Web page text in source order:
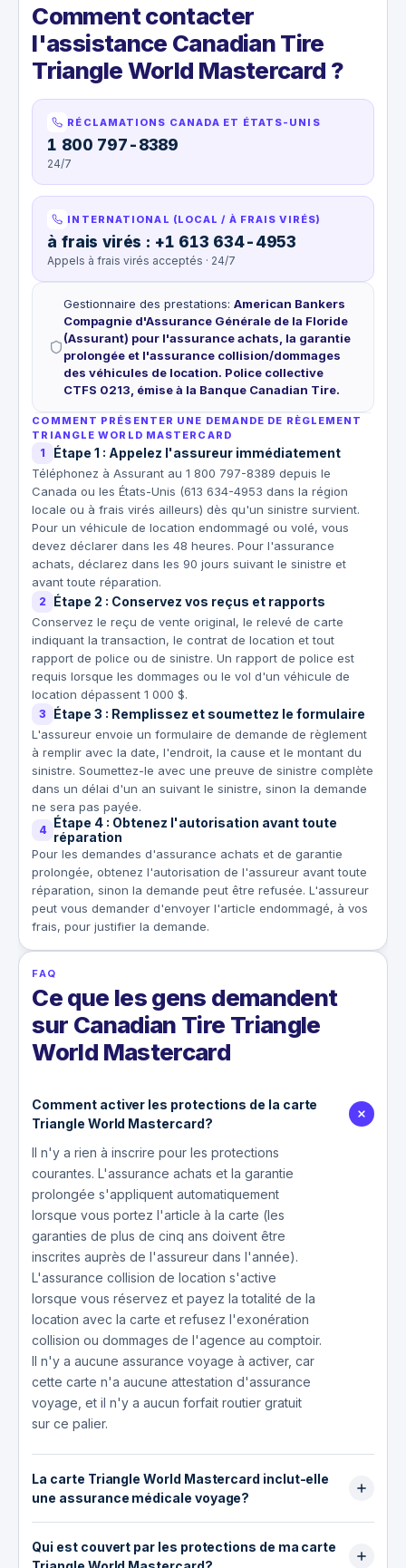
Comment contacter
l'assistance Canadian Tire
Triangle World Mastercard ?
RÉCLAMATIONS CANADA ET ÉTATS-UNIS
1 800 797-8389
24/7
INTERNATIONAL (LOCAL / À FRAIS VIRÉS)
à frais virés : +1 613 634-4953
Appels à frais virés acceptés · 24/7
Gestionnaire des prestations: American Bankers
Compagnie d'Assurance Générale de la Floride
(Assurant) pour l'assurance achats, la garantie
prolongée et l'assurance collision/dommages
des véhicules de location. Police collective
CTFS 0213, émise à la Banque Canadian Tire.
COMMENT PRÉSENTER UNE DEMANDE DE RÈGLEMENT
TRIANGLE WORLD MASTERCARD
1 Étape 1 : Appelez l'assureur immédiatement
Téléphonez à Assurant au 1 800 797-8389 depuis le
Canada ou les États-Unis (613 634-4953 dans la région
locale ou à frais virés ailleurs) dès qu'un sinistre survient.
Pour un véhicule de location endommagé ou volé, vous
devez déclarer dans les 48 heures. Pour l'assurance
achats, déclarez dans les 90 jours suivant le sinistre et
avant toute réparation.
2 Étape 2 : Conservez vos reçus et rapports
Conservez le reçu de vente original, le relevé de carte
indiquant la transaction, le contrat de location et tout
rapport de police ou de sinistre. Un rapport de police est
requis lorsque les dommages ou le vol d'un véhicule de
location dépassent 1 000 $.
3 Étape 3 : Remplissez et soumettez le formulaire
L'assureur envoie un formulaire de demande de règlement
à remplir avec la date, l'endroit, la cause et le montant du
sinistre. Soumettez-le avec une preuve de sinistre complète
dans un délai d'un an suivant le sinistre, sinon la demande
ne sera pas payée.
4 Étape 4 : Obtenez l'autorisation avant toute
réparation
Pour les demandes d'assurance achats et de garantie
prolongée, obtenez l'autorisation de l'assureur avant toute
réparation, sinon la demande peut être refusée. L'assureur
peut vous demander d'envoyer l'article endommagé, à vos
frais, pour justifier la demande.
FAQ
Ce que les gens demandent
sur Canadian Tire Triangle
World Mastercard
Comment activer les protections de la carte
Triangle World Mastercard?
Il n'y a rien à inscrire pour les protections
courantes. L'assurance achats et la garantie
prolongée s'appliquent automatiquement
lorsque vous portez l'article à la carte (les
garanties de plus de cinq ans doivent être
inscrites auprès de l'assureur dans l'année).
L'assurance collision de location s'active
lorsque vous réservez et payez la totalité de la
location avec la carte et refusez l'exonération
collision ou dommages de l'agence au comptoir.
Il n'y a aucune assurance voyage à activer, car
cette carte n'a aucune attestation d'assurance
voyage, et il n'y a aucun forfait routier gratuit
sur ce palier.
La carte Triangle World Mastercard inclut-elle
une assurance médicale voyage?
Non. La Triangle World Mastercard ne comporte
aucune assurance médicale voyage d'urgence,
Qui est couvert par les protections de ma carte